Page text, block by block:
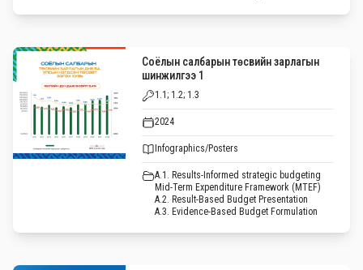
Соёлын салбарын төсвийн зарлагын
шинжилгээ 1
1.1; 1.2; 1.3
2024
Infographics/Posters
A.1. Results-Informed strategic budgeting
Mid-Term Expenditure Framework (MTEF)
A.2. Result-Based Budget Presentation
A.3. Evidence-Based Budget Formulation